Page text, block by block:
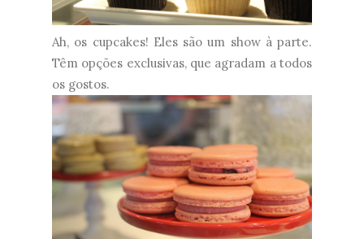
Ah, os cupcakes! Eles são um show à parte.
Têm opções exclusivas, que agradam a todos
os gostos.